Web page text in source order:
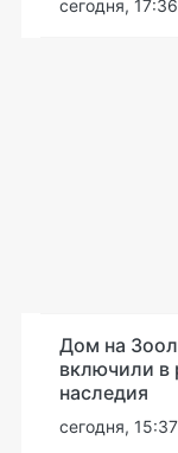
сегодня, 17:36
Дом на
включили в
наследия
сегодня, 15:37